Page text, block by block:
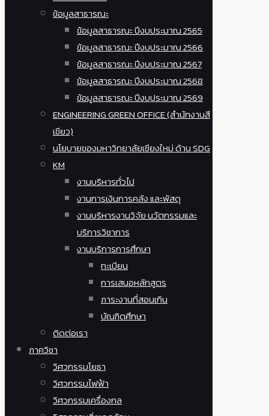
ข้อมูลสาธารณะ
ข้อมูลสาธารณะ ปีงบประมาณ 2565
ข้อมูลสาธารณะ ปีงบประมาณ 2566
ข้อมูลสาธารณะ ปีงบประมาณ 2567
ข้อมูลสาธารณะ ปีงบประมาณ 2568
ข้อมูลสาธารณะ ปีงบประมาณ 2569
ENGINEERING GREEN OFFICE (สำนักงานสี
เขียว)
นโยบายของมหาวิทยาลัยเชียงใหม่ ด้าน SDG
KM
งานบริหารทั่วไป
งานการเงินการคลัง และพัสดุ
งานบริหารงานวิจัย นวัตกรรมและ
บริการวิชาการ
งานบริการการศึกษา
ทะเบียน
การเสนอหลักสูตร
ภาระงานที่สอนเกิน
บัณฑิตศึกษา
ติดต่อเรา
ภาควิชา
วิศวกรรมโยธา
วิศวกรรมไฟฟ้า
วิศวกรรมเครื่องกล